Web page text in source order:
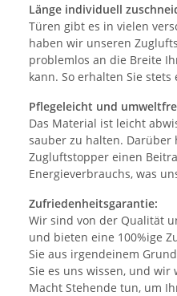
Länge individuell
Türen gibt es in vielen
haben wir unseren
problemlos an die Breite
kann. So erhalten Sie
Pflegeleicht und
Das Material ist leicht
sauber zu halten. Darüber
Zugluftstopper einen
Energieverbrauchs, was
Zufriedenheitsgarantie:
Wir sind von der Qualität
und bieten eine 100%ige
Sie aus irgendeinem
Sie es uns wissen, und
Macht Stehende tun, um